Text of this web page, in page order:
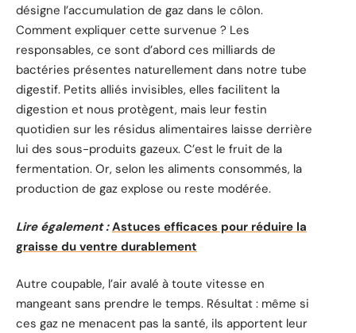
désigne l’accumulation de gaz dans le côlon.
Comment expliquer cette survenue ? Les
responsables, ce sont d’abord ces milliards de
bactéries présentes naturellement dans notre tube
digestif. Petits alliés invisibles, elles facilitent la
digestion et nous protègent, mais leur festin
quotidien sur les résidus alimentaires laisse derrière
lui des sous-produits gazeux. C’est le fruit de la
fermentation. Or, selon les aliments consommés, la
production de gaz explose ou reste modérée.
Lire également : Astuces efficaces pour réduire la
graisse du ventre durablement
Autre coupable, l’air avalé à toute vitesse en
mangeant sans prendre le temps. Résultat : même si
ces gaz ne menacent pas la santé, ils apportent leur